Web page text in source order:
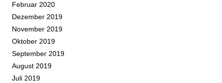
Februar 2020
Dezember 2019
November 2019
Oktober 2019
September 2019
August 2019
Juli 2019